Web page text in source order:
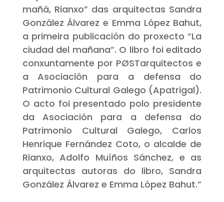
mañá, Rianxo” das arquitectas Sandra
González Álvarez e Emma López Bahut,
a primeira publicación do proxecto “La
ciudad del mañana”. O libro foi editado
conxuntamente por PØSTarquitectos e
a Asociación para a defensa do
Patrimonio Cultural Galego (Apatrigal).
O acto foi presentado polo presidente
da Asociación para a defensa do
Patrimonio Cultural Galego, Carlos
Henrique Fernández Coto, o alcalde de
Rianxo, Adolfo Muíños Sánchez, e as
arquitectas autoras do libro, Sandra
González Álvarez e Emma López Bahut.”